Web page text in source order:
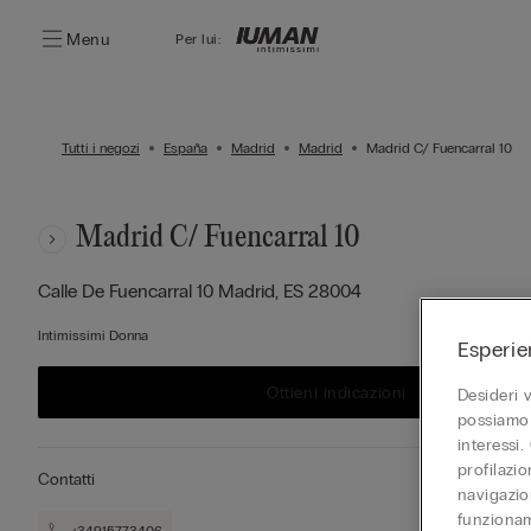
Menu Per lui:
Tutti i negozi España Madrid Madrid Madrid C/ Fuencarral 10
Madrid C/ Fuencarral 10
Calle De Fuencarral 10 Madrid, ES 28004
Intimissimi Donna
Ottieni indicazioni
Contatti
Desideri
interessi.